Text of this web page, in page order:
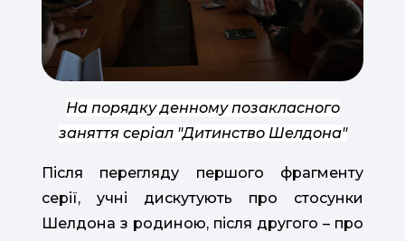
На порядку денному позакласного
заняття серіал "Дитинство Шелдона"
Після перегляду першого фрагменту
серії, учні дискутують про стосунки
Шелдона з родиною, після другого – про